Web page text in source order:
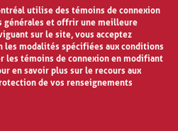
utilise des témoins de connexion
générales et offrir une meilleure
sur le site, vous acceptez
les modalités spécifiées aux conditions
les témoins de connexion en modifiant
en savoir plus sur le recours aux
de vos renseignements